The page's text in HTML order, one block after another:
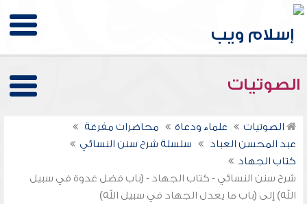
الصوتيات
الصوتيات علماء ودعاة
محاضرات مفرغة
عبد المحسن العباد
سلسلة شرح سنن النسائي
كتاب الجهاد
شرح سنن النسائي - كتاب الجهاد - (باب فضل غدوة في سبيل
الله) إلى (باب ما يعدل الجهاد في سبيل الله)